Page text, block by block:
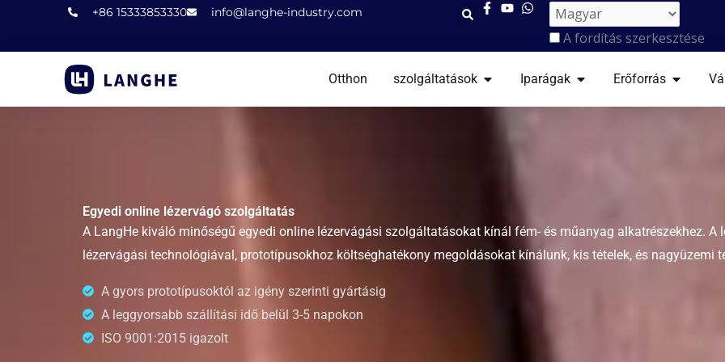
tartalomhoz
+86 15333853330 info@langhe-industry.com
A fordítás szerkesztése
Otthon szolgáltatások NYITOTT SZOLGÁLTATÁSOK
Iparágak NYITOTT IPARÁGAK
Erőforrás NYITOTT
Egyedi online lézervágó szolgáltatás
A LangHe kiváló minőségű egyedi online lézervágási szolgáltatásokat kínál fém- és műanyag alkatrészekhez. A
lézervágási technológiával, prototípusokhoz költséghatékony megoldásokat kínálunk, kis tételek, és nagyüzemi
A gyors prototípusoktól az igény szerinti gyártásig
A leggyorsabb szállítási idő belül 3-5 napokon
ISO 9001:2015 igazolt